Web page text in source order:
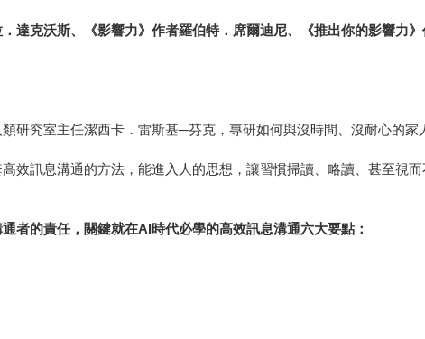
達克沃斯、《影響力》作者羅伯特．席爾迪尼、《推出你的影響力
研究室主任潔西卡．雷斯基─芬克，專研如何與沒時間、沒耐心的
效訊息溝通的方法，能進入人的思想，讓習慣掃讀、略讀、甚至視
者的責任，關鍵就在AI時代必學的高效訊息溝通六大要點：